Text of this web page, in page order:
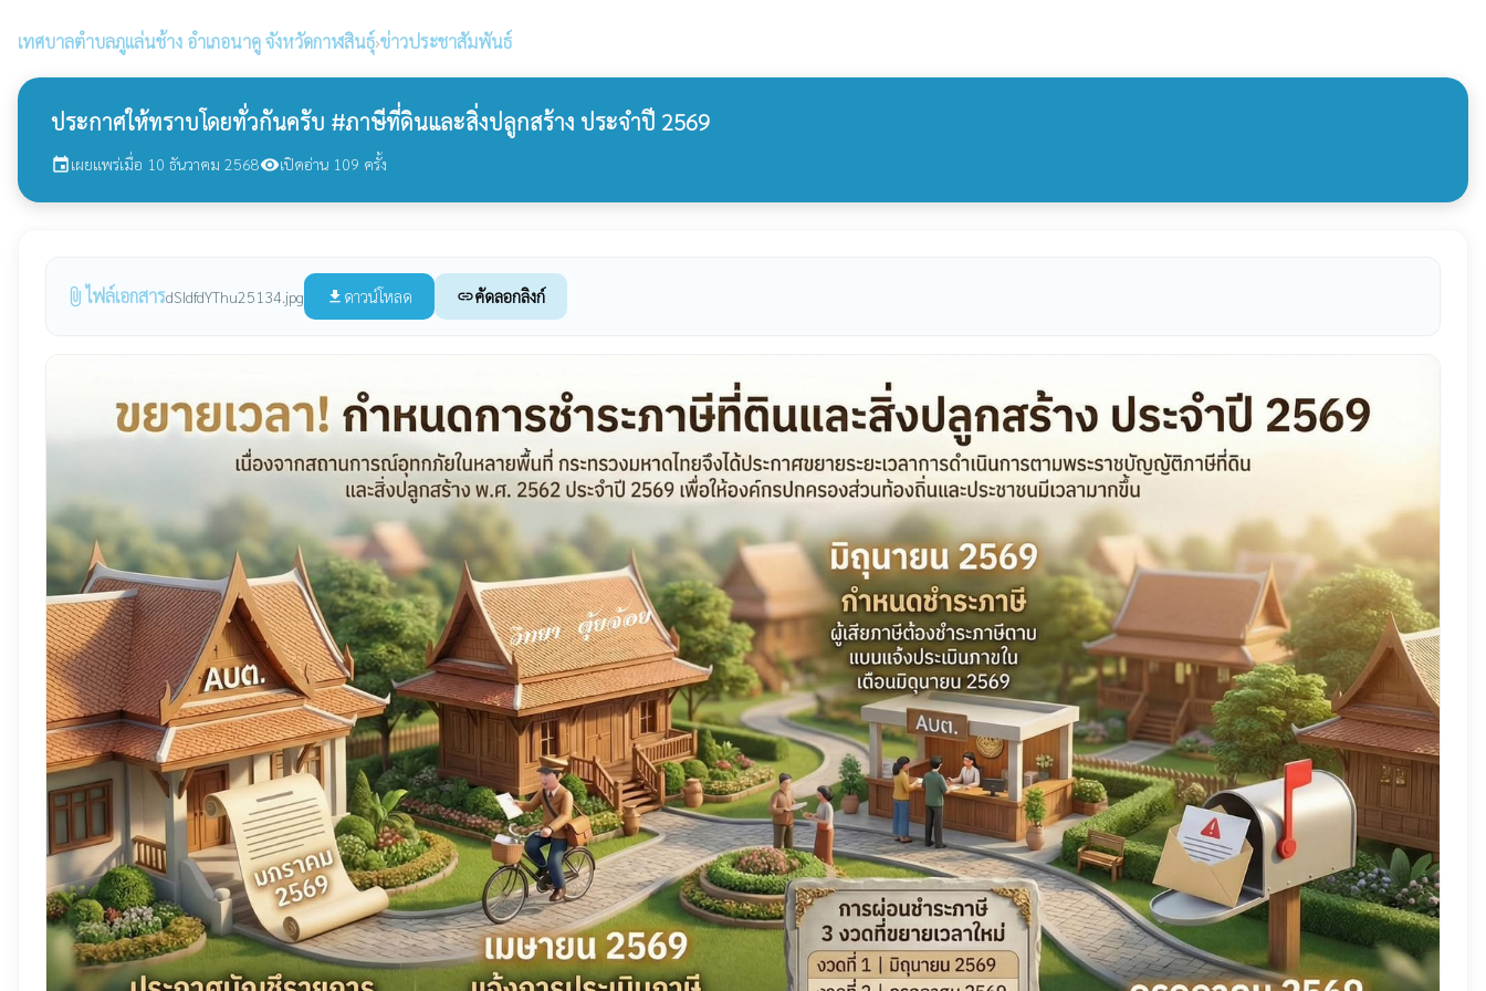
เทศบาลตำบลภูแล่นช้าง อำเภอนาคู จังหวัดกาฬสินธุ์›ข่าวประชาสัมพันธ์
ประกาศให้ทราบโดยทั่วกันครับ #ภาษีที่ดินและสิ่งปลูกสร้าง ประจำปี 2569
eventเผยแพร่เมื่อ 10 ธันวาคม 2568visibilityเปิดอ่าน 109 ครั้ง
attach_file ไฟล์เอกสารdSIdfdYThu25134.jpg file_download ดาวน์โหลด linkคัดลอกลิงก์